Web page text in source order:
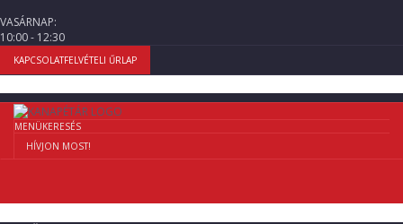
VASÁRNAP:
10:00 - 12:30
KAPCSOLATFELVÉTELI ŰRLAP
MENÜKERESÉS
HÍVJON MOST!